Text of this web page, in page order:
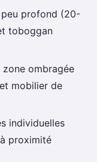
peu profond (20-
toboggan
zone ombragée
mobilier de
individuelles
proximité